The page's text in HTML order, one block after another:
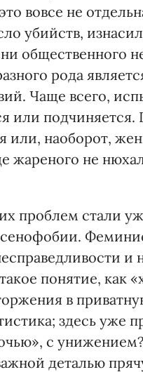
вовсе не
убийств,
общественного
рода
Чаще всего,
или
или, наоборот,
жареного не
проблем стали
понятие, как
в
здесь уже
с
деталью